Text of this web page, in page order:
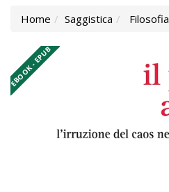
Home Saggistica Filosofia
EBOOK - EPUB